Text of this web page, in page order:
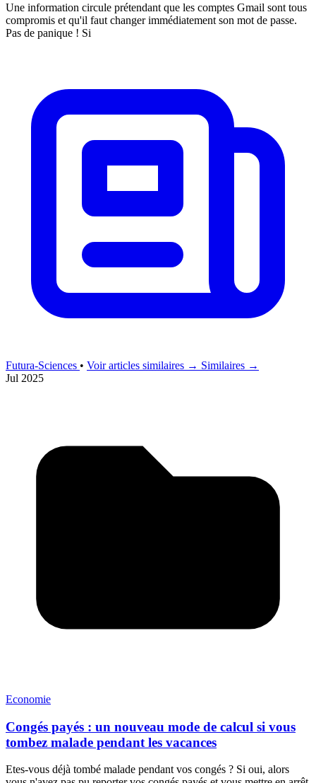
Une information circule prétendant que les comptes Gmail sont tous
compromis et qu'il faut changer immédiatement son mot de passe.
Pas de panique ! Si
Futura-Sciences • Voir articles similaires → Similaires →
Jul 2025
Economie
Congés payés : un nouveau mode de calcul si vous
tombez malade pendant les vacances
Etes-vous déjà tombé malade pendant vos congés ? Si oui, alors